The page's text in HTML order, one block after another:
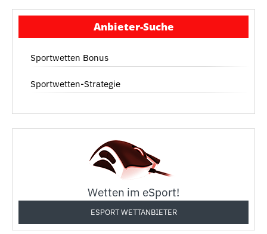
Anbieter-Suche
Sportwetten Bonus
Sportwetten-Strategie
Wetten im eSport!
ESPORT WETTANBIETER